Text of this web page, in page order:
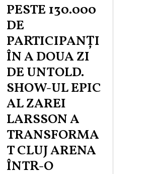
PESTE 130.000
DE
PARTICIPANȚI
ÎN A DOUA ZI
DE UNTOLD.
SHOW-UL EPIC
AL ZAREI
LARSSON A
TRANSFORMA
T CLUJ ARENA
ÎNTR-O